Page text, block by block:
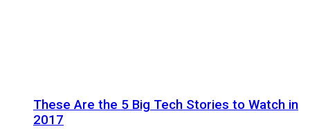
These Are the 5 Big Tech Stories to Watch in
2017